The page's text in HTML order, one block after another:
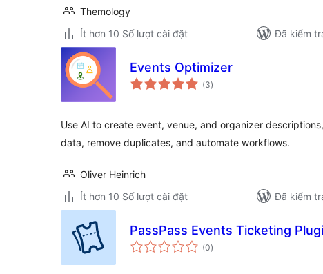
Themology
Ít hơn 10 Số lượt cài đặt
Đã kiểm
Events Optimizer
(3tổng
đánh
)
Use AI to create event, venue, and organizer
data, remove duplicates, and automate workflows.
Oliver Heinrich
Ít hơn 10 Số lượt cài đặt
Đã kiểm
PassPass Events Ticketing
(0tổng
đánh
)